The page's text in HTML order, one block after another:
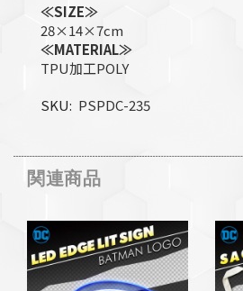
≪SIZE≫
28×14×7cm
≪MATERIAL≫
TPU加工POLY
SKU
PSPDC-235
関連商品